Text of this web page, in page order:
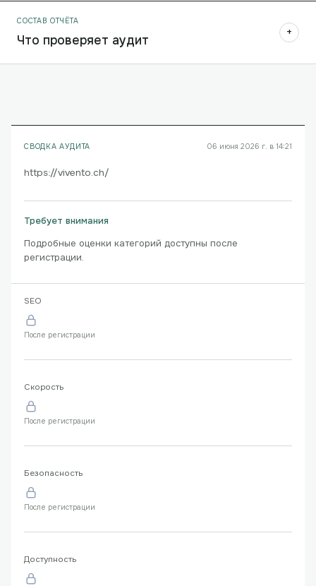
СОСТАВ ОТЧЁТА
Что проверяет аудит +
СВОДКА АУДИТА 06 июня 2026 г. в 14:21
https://vivento.ch/
Требует внимания
Подробные оценки категорий доступны после
регистрации.
SEO
После регистрации
Скорость
После регистрации
Безопасность
После регистрации
Доступность